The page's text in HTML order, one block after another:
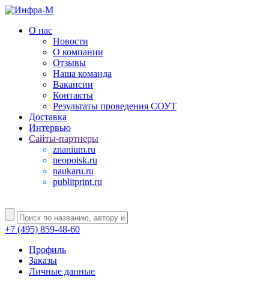
О нас
Новости
О компании
Отзывы
Наша команда
Вакансии
Контакты
Результаты проведения СОУТ
Доставка
Интервью
Сайты-партнеры
znanium.ru
neopoisk.ru
naukaru.ru
publitprint.ru
+7 (495) 859-48-60
Профиль
Заказы
Личные данные